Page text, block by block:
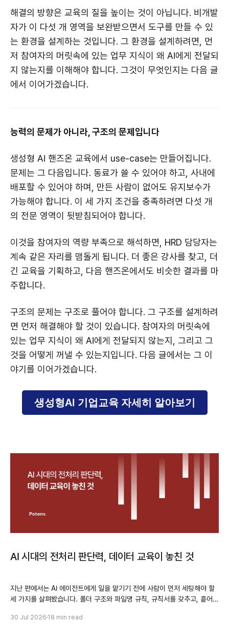
해결의 방향은 교육의 질을 높이는 것이 아닙니다. 비개발
자가 이 다섯 개 영역을 보완받으면서 도구를 만들 수 있
는 환경을 설계하는 것입니다. 그 환경을 설계하려면, 먼
저 참여자의 머릿속에 있는 업무 지식이 왜 AI에게 전달되
지 않는지를 이해해야 합니다. 그것이 무엇인지는 다음 글
에서 이어가겠습니다.
능력의 문제가 아니라, 구조의 문제입니다
생성형 AI 핸즈온 교육에서 use-case는 만들어집니다.
문제는 그 다음입니다. 동료가 쓸 수 있어야 하고, 사내에
배포할 수 있어야 하며, 만든 사람이 없어도 유지보수가
가능해야 합니다. 이 세 가지 조건을 충족하려면 다섯 개
의 전문 영역이 뒷받침되어야 합니다.
이것을 참여자의 역량 부족으로 해석하면, HRD 담당자는
계속 같은 자리를 맴돌게 됩니다. 더 좋은 강사를 찾고, 더
긴 교육을 기획하고, 다음 핸즈온에서도 비슷한 결과를 마
주합니다.
구조의 문제는 구조로 풀어야 합니다. 그 구조를 설계하려
면 먼저 해결해야 할 것이 있습니다. 참여자의 머릿속에
있는 업무 지식이 왜 AI에게 전달되지 않는지, 그리고 그
것을 어떻게 꺼낼 수 있는지입니다. 다음 글에서는 그 이
야기를 이어가겠습니다.
생성형AI 기업교육 자세히 알아보기
AI 시대의 전처리 판단력, 데이터 교육이 놓친 것
지난 편에서는 AI 에이전트에게 일을 맡기기 전에 사람이 먼저 세팅해야 할
세 가지를 살펴봤습니다. 폴더 구조와 파일명 규칙, 규칙서를 갖추고, 흩어진
자연스럽게 따라오는 기대가 있습니다. 파일을 직접 만들고 코드까지 실행하
30 Jul 2026 18 min read